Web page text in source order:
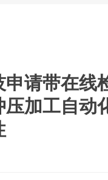
请带在线
加工自动